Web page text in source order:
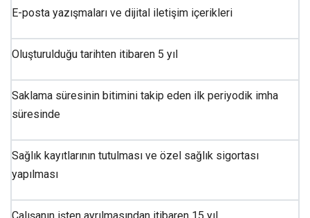
E-posta yazışmaları ve dijital iletişim içerikleri
Oluşturulduğu tarihten itibaren 5 yıl
Saklama süresinin bitimini takip eden ilk periyodik imha
süresinde
Sağlık kayıtlarının tutulması ve özel sağlık sigortası
yapılması